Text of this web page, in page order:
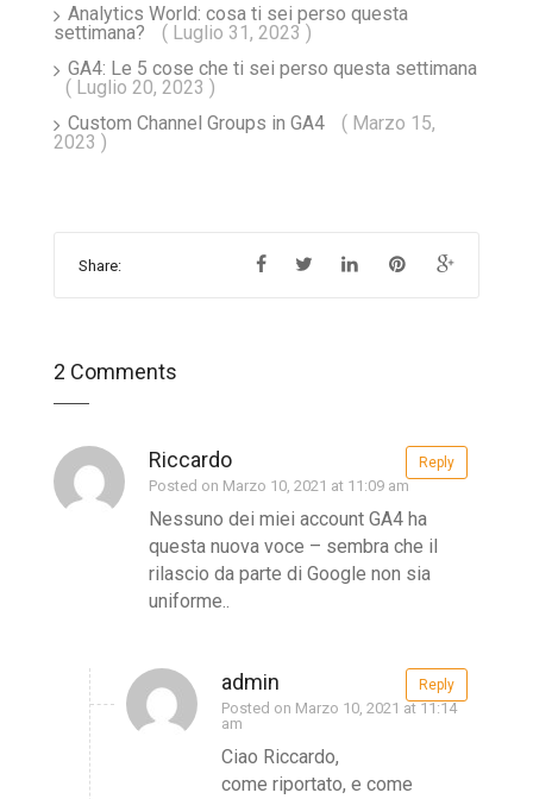
Analytics World: cosa ti sei perso questa
settimana?
( Luglio 31, 2023 )
GA4: Le 5 cose che ti sei perso questa settimana
( Luglio 20, 2023 )
Custom Channel Groups in GA4
( Marzo 15,
2023 )
Share:
2 Comments
Reply
Riccardo
Posted on Marzo 10, 2021 at 11:09 am
Nessuno dei miei account GA4 ha
questa nuova voce – sembra che il
rilascio da parte di Google non sia
uniforme..
Reply
admin
Posted on Marzo 10, 2021 at 11:14
am
Ciao Riccardo,
come riportato, e come